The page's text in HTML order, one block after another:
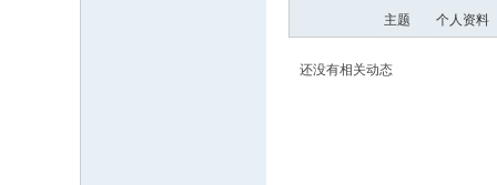
主题 个人资料
还没有相关动态